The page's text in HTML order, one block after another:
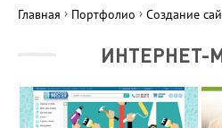
Главная › Портфолио › Создание
ИНТЕРНЕТ-